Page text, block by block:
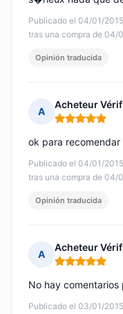
Publicado el 04/01/
tras una compra de 04/
Opinión traducida
A
Acheteur
Nota: 5 de 5
Publicado el 04/01/
tras una compra de 04/
ok para recomendar
Opinión traducida
A
Acheteur
Nota: 5 de 5
Publicado el 03/01/
No hay comentarios